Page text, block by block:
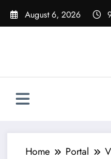
Skip
August 6, 2026
Home Portal